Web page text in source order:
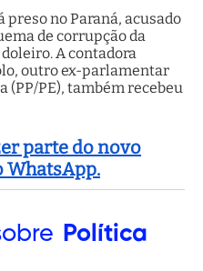
preso no Paraná, acusado
de corrupção da
A contadora
outro ex-parlamentar
(PP/PE), também recebeu
parte do novo
WhatsApp.
Política